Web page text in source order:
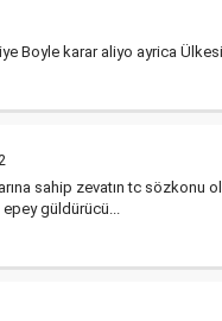
Boyle karar aliyo ayrica
sahip zevatın tc sözkonu
epey güldürücü...